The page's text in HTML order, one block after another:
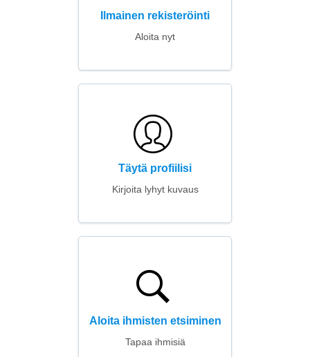
Ilmainen rekisteröinti
Aloita nyt
Täytä profiilisi
Kirjoita lyhyt kuvaus
Aloita ihmisten etsiminen
Tapaa ihmisiä